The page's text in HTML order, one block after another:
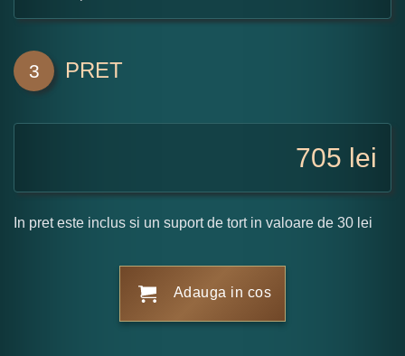
3 PRET
705 lei
In pret este inclus si un suport de tort in valoare de 30 lei
Adauga in cos